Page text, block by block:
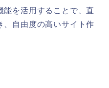
能を活用することで、直
、自由度の高いサイト作